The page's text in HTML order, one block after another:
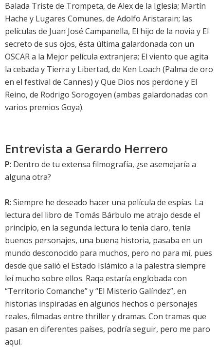
Balada Triste de Trompeta, de Alex de la Iglesia; Martín
Hache y Lugares Comunes, de Adolfo Aristarain; las
películas de Juan José Campanella, El hijo de la novia y El
secreto de sus ojos, ésta última galardonada con un
OSCAR a la Mejor película extranjera; El viento que agita
la cebada y Tierra y Libertad, de Ken Loach (Palma de oro
en el festival de Cannes) y Que Dios nos perdone y El
Reino, de Rodrigo Sorogoyen (ambas galardonadas con
varios premios Goya).
Entrevista a Gerardo Herrero
P: Dentro de tu extensa filmografía, ¿se asemejaría a
alguna otra?
R: Siempre he deseado hacer una película de espías. La
lectura del libro de Tomás Bárbulo me atrajo desde el
principio, en la segunda lectura lo tenía claro, tenía
buenos personajes, una buena historia, pasaba en un
mundo desconocido para muchos, pero no para mí, pues
desde que salió el Estado Islámico a la palestra siempre
leí mucho sobre ellos. Raqa estaría englobada con
“Territorio Comanche” y “El Misterio Galíndez”, en
historias inspiradas en algunos hechos o personajes
reales, filmadas entre thriller y dramas. Con tramas que
pasan en diferentes países, podría seguir, pero me paro
aquí.